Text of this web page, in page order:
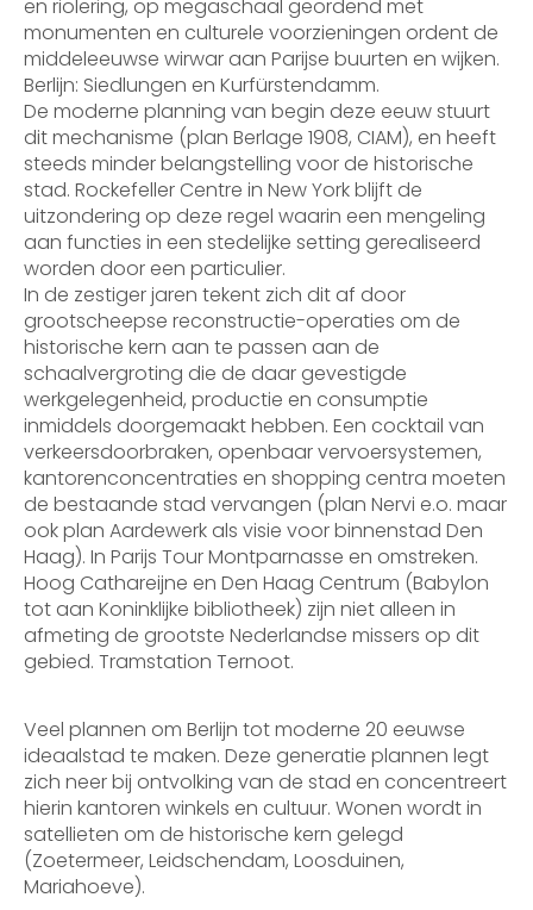
en riolering, op megaschaal geordend met
monumenten en culturele voorzieningen ordent de
middeleeuwse wirwar aan Parijse buurten en wijken.
Berlijn: Siedlungen en Kurfürstendamm.
De moderne planning van begin deze eeuw stuurt
dit mechanisme (plan Berlage 1908, CIAM), en heeft
steeds minder belangstelling voor de historische
stad. Rockefeller Centre in New York blijft de
uitzondering op deze regel waarin een mengeling
aan functies in een stedelijke setting gerealiseerd
worden door een particulier.
In de zestiger jaren tekent zich dit af door
grootscheepse reconstructie-operaties om de
historische kern aan te passen aan de
schaalvergroting die de daar gevestigde
werkgelegenheid, productie en consumptie
inmiddels doorgemaakt hebben. Een cocktail van
verkeersdoorbraken, openbaar vervoersystemen,
kantorenconcentraties en shopping centra moeten
de bestaande stad vervangen (plan Nervi e.o. maar
ook plan Aardewerk als visie voor binnenstad Den
Haag). In Parijs Tour Montparnasse en omstreken.
Hoog Cathareijne en Den Haag Centrum (Babylon
tot aan Koninklijke bibliotheek) zijn niet alleen in
afmeting de grootste Nederlandse missers op dit
gebied. Tramstation Ternoot.
Veel plannen om Berlijn tot moderne 20 eeuwse
ideaalstad te maken. Deze generatie plannen legt
zich neer bij ontvolking van de stad en concentreert
hierin kantoren winkels en cultuur. Wonen wordt in
satellieten om de historische kern gelegd
(Zoetermeer, Leidschendam, Loosduinen,
Mariahoeve).